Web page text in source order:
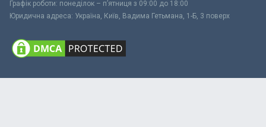
Графік роботи: понеділок – п’ятниця з 09:00 до 18:00
Юридична адреса: Україна, Київ, Вадима Гетьмана, 1-Б, 3 поверх